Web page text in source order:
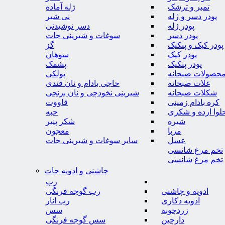
تمبر و ترشک
پودر دسر و ژله
پودر ژله
پودر دسر
پودر کیک و پنکیک
پودر کیک
پودر پنکیک
صبحانه
غلات صبحانه
شکلات صبحانه
کره بادام زمینی
ارده و شکری
شیره
مربا
عسل
تخم مرغ شانسی
تخم مرغ شانسی
ژله آماده
نی شیر
دسر نوشیدنی
سوغات و شیرینی جات
گز
سوهان
پشمک
پولکی
حاجی بادام و نان قندی
شیرینی نخودچی و نان برنجی
قاووت
حبه
شکر پنیر
معجون
سایر سوغات و شیرینی جات
چاشنی و ادویه جات
ادویه و چاشنی
ادویه دکاری
زردچوبه
دارچین
رب
رب گوجه فرنگی
رب انار
سس
سس گوجه فرنگی